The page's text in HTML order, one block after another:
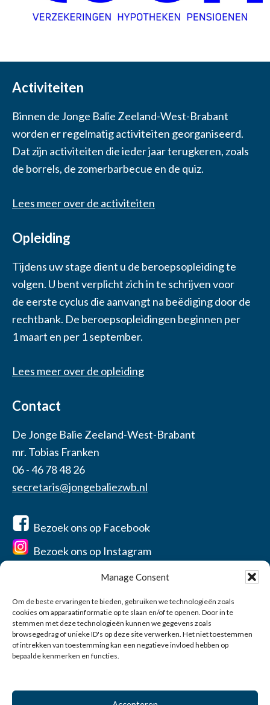
Manage Consent
Om de beste ervaringen te bieden, gebruiken we technologieën zoals
cookies om apparaatinformatie op te slaan en/of te openen. Door in te
stemmen met deze technologieën kunnen we gegevens zoals
browsegedrag of unieke ID's op deze site verwerken. Het niet toestemmen
of intrekken van toestemming kan een negatieve invloed hebben op
bepaalde kenmerken en functies.
Activiteiten
Binnen de Jonge Balie Zeeland-West-Brabant
worden er regelmatig activiteiten georganiseerd.
Dat zijn activiteiten die ieder jaar terugkeren, zoals
de borrels, de zomerbarbecue en de quiz.
Lees meer over de activiteiten
Opleiding
Tijdens uw stage dient u de beroepsopleiding te
volgen. U bent verplicht zich in te schrijven voor
de eerste cyclus die aanvangt na beëdiging door de
rechtbank. De beroepsopleidingen beginnen per
1 maart en per 1 september.
Lees meer over de opleiding
Contact
De Jonge Balie Zeeland-West-Brabant
mr. Tobias Franken
06 - 46 78 48 26
secretaris@jongebaliezwb.nl
Bezoek ons op Facebook
Bezoek ons op Instagram
Home
Over ons
Contact
Account